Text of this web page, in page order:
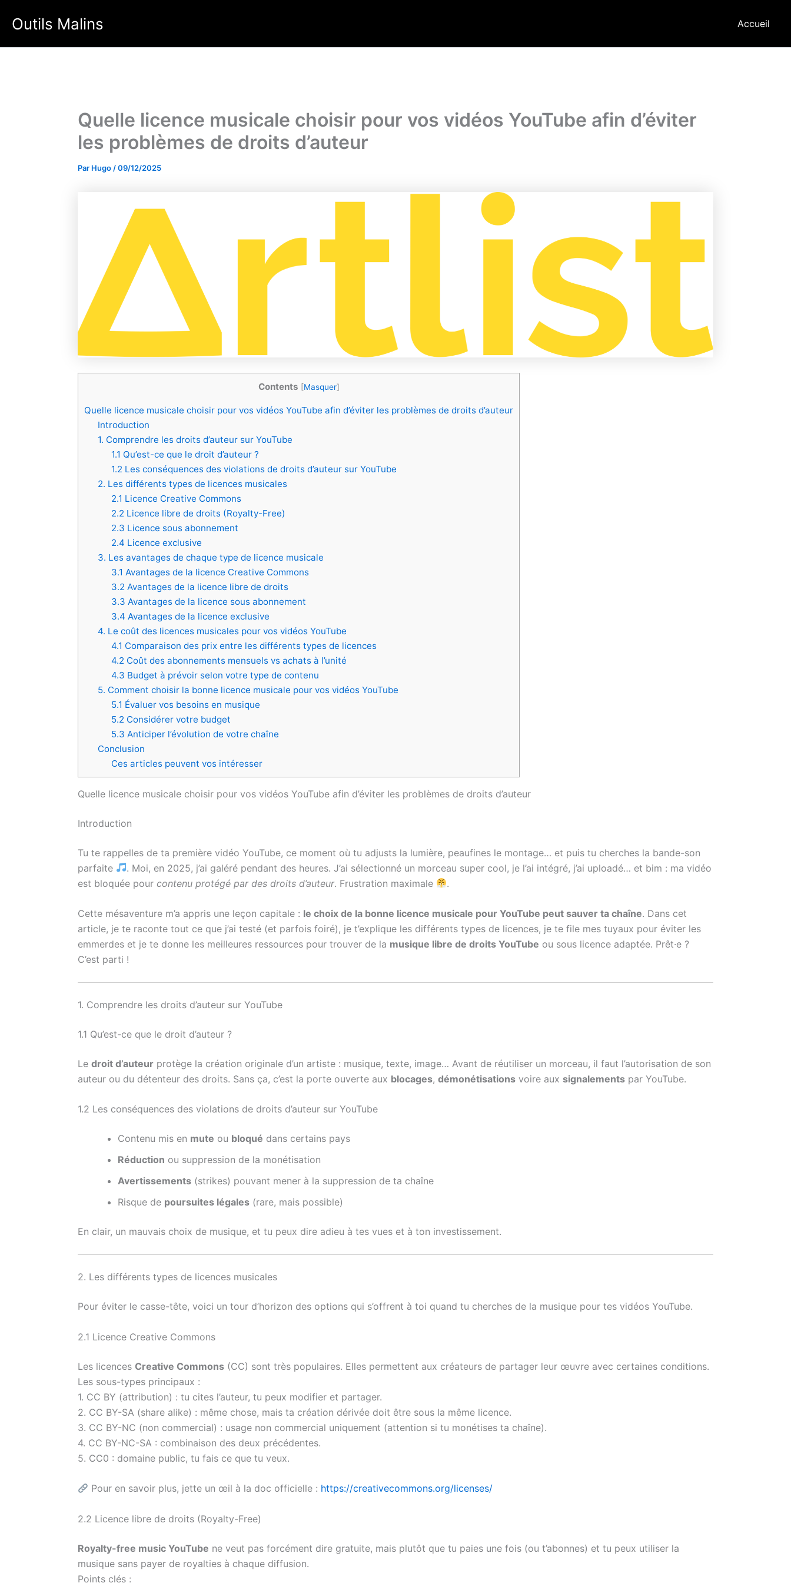
Outils Malins Accueil
Quelle licence musicale choisir pour vos vidéos YouTube afin d’éviter
les problèmes de droits d’auteur
Par Hugo /09/12/2025
Contents [Masquer]
Quelle licence musicale choisir pour vos vidéos YouTube afin d’éviter les problèmes de droits d’auteur
Introduction
1. Comprendre les droits d’auteur sur YouTube
1.1 Qu’est-ce que le droit d’auteur ?
1.2 Les conséquences des violations de droits d’auteur sur YouTube
2. Les différents types de licences musicales
2.1 Licence Creative Commons
2.2 Licence libre de droits (Royalty-Free)
2.3 Licence sous abonnement
2.4 Licence exclusive
3. Les avantages de chaque type de licence musicale
3.1 Avantages de la licence Creative Commons
3.2 Avantages de la licence libre de droits
3.3 Avantages de la licence sous abonnement
3.4 Avantages de la licence exclusive
4. Le coût des licences musicales pour vos vidéos YouTube
4.1 Comparaison des prix entre les différents types de licences
4.2 Coût des abonnements mensuels vs achats à l’unité
4.3 Budget à prévoir selon votre type de contenu
5. Comment choisir la bonne licence musicale pour vos vidéos YouTube
5.1 Évaluer vos besoins en musique
5.2 Considérer votre budget
5.3 Anticiper l’évolution de votre chaîne
Conclusion
Ces articles peuvent vos intéresser
Quelle licence musicale choisir pour vos vidéos YouTube afin d’éviter les problèmes de droits d’auteur
Introduction
Tu te rappelles de ta première vidéo YouTube, ce moment où tu adjusts la lumière, peaufines le montage… et puis tu cherches la bande-son
parfaite
. Moi, en 2025, j’ai galéré pendant des heures. J’ai sélectionné un morceau super cool, je l’ai intégré, j’ai uploadé… et bim : ma vidéo
est bloquée pour contenu protégé par des droits d’auteur. Frustration maximale .
Cette mésaventure m’a appris une leçon capitale : le choix de la bonne licence musicale pour YouTube peut sauver ta chaîne. Dans cet
article, je te raconte tout ce que j’ai testé (et parfois foiré), je t’explique les différents types de licences, je te file mes tuyaux pour éviter les
emmerdes et je te donne les meilleures ressources pour trouver de la musique libre de droits YouTube ou sous licence adaptée. Prêt·e ?
C’est parti !
1. Comprendre les droits d’auteur sur YouTube
1.1 Qu’est-ce que le droit d’auteur ?
Le droit d’auteur protège la création originale d’un artiste : musique, texte, image… Avant de réutiliser un morceau, il faut l’autorisation de son
auteur ou du détenteur des droits. Sans ça, c’est la porte ouverte aux blocages, démonétisations voire aux signalements par YouTube.
1.2 Les conséquences des violations de droits d’auteur sur YouTube
Contenu mis en mute ou bloqué dans certains pays
Réduction ou suppression de la monétisation
Avertissements (strikes) pouvant mener à la suppression de ta chaîne
Risque de poursuites légales (rare, mais possible)
En clair, un mauvais choix de musique, et tu peux dire adieu à tes vues et à ton investissement.
2. Les différents types de licences musicales
Pour éviter le casse-tête, voici un tour d’horizon des options qui s’offrent à toi quand tu cherches de la musique pour tes vidéos YouTube.
2.1 Licence Creative Commons
Les licences Creative Commons (CC) sont très populaires. Elles permettent aux créateurs de partager leur œuvre avec certaines conditions.
Les sous-types principaux :
1. CC BY (attribution) : tu cites l’auteur, tu peux modifier et partager.
2. CC BY-SA (share alike) : même chose, mais ta création dérivée doit être sous la même licence.
3. CC BY-NC (non commercial) : usage non commercial uniquement (attention si tu monétises ta chaîne).
4. CC BY-NC-SA : combinaison des deux précédentes.
5. CC0 : domaine public, tu fais ce que tu veux.
Pour en savoir plus, jette un œil à la doc officielle : https://creativecommons.org/licenses/
2.2 Licence libre de droits (Royalty-Free)
Royalty-free music YouTube ne veut pas forcément dire gratuite, mais plutôt que tu paies une fois (ou t’abonnes) et tu peux utiliser la
musique sans payer de royalties à chaque diffusion.
Points clés :